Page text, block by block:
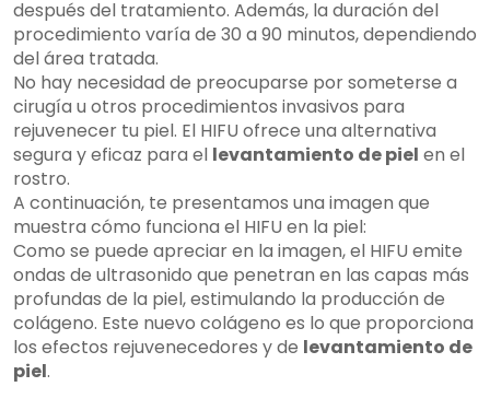
después del tratamiento. Además, la duración del
procedimiento varía de 30 a 90 minutos, dependiendo
del área tratada.
No hay necesidad de preocuparse por someterse a
cirugía u otros procedimientos invasivos para
rejuvenecer tu piel. El HIFU ofrece una alternativa
segura y eficaz para el levantamiento de piel en el
rostro.
A continuación, te presentamos una imagen que
muestra cómo funciona el HIFU en la piel:
Como se puede apreciar en la imagen, el HIFU emite
ondas de ultrasonido que penetran en las capas más
profundas de la piel, estimulando la producción de
colágeno. Este nuevo colágeno es lo que proporciona
los efectos rejuvenecedores y de levantamiento de
piel.